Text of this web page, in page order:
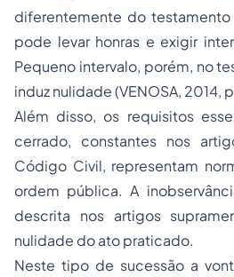
diferentemente do
pode levar honras e exigir
Pequeno intervalo, porém, no
induz nulidade (VENOSA, 2014,
Além disso, os requisitos
cerrado, constantes nos
Código Civil, representam
ordem pública. A
descrita nos artigos
nulidade do ato praticado.
Neste tipo de sucessão a